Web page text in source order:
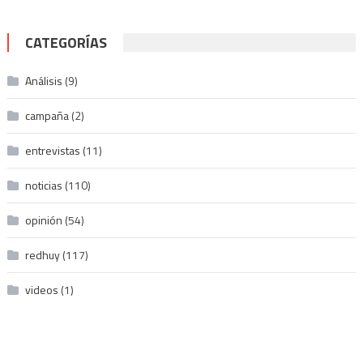
CATEGORÍAS
Análisis (9)
campaña(2)
entrevistas (11)
noticias (110)
opinión (54)
redhuy(117)
videos (1)